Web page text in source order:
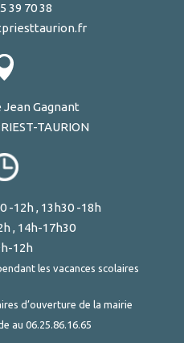
39 70 38
Jean Gagnant
TAURION
-12h , 13h30 -18h
, 14h-17h30
12h
les vacances scolaires
d’ouverture de la mairie
au 06.25.86.16.65